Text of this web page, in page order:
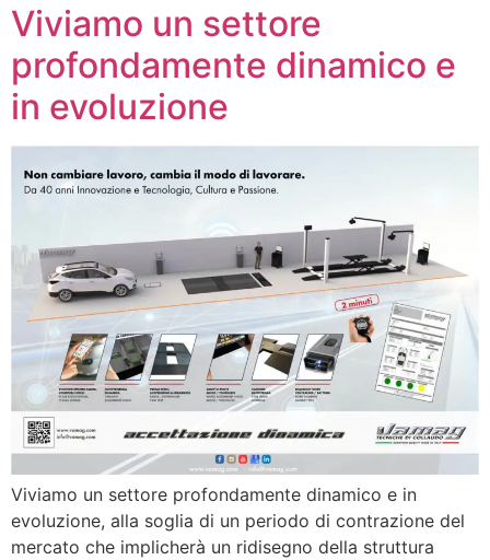
Viviamo un settore
profondamente dinamico e
in evoluzione
Viviamo un settore profondamente dinamico e in
evoluzione, alla soglia di un periodo di contrazione del
mercato che implicherà un ridisegno della struttura